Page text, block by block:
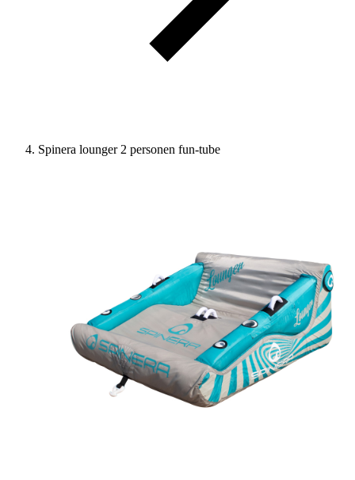
Spinera lounger 2 personen fun-tube